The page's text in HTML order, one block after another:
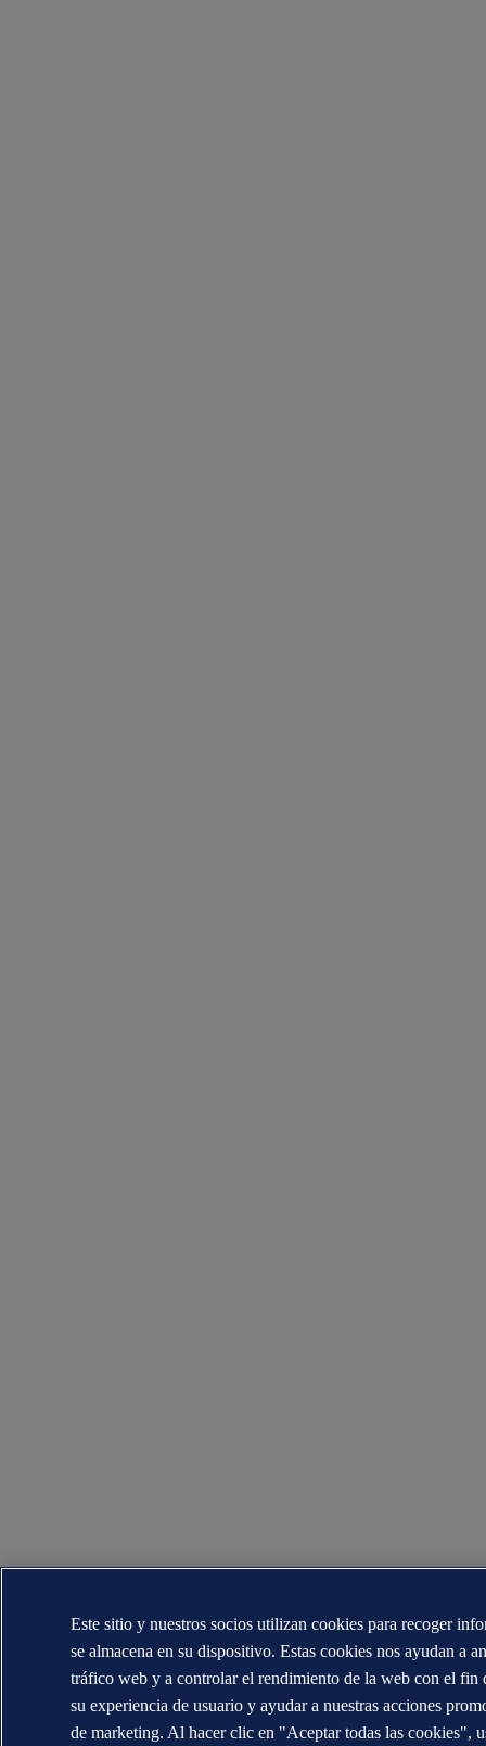
Este sitio y nuestros socios utilizan cookies para recoger
se almacena en su dispositivo. Estas cookies nos ayudan a
tráfico web y a controlar el rendimiento de la web con el fin
su experiencia de usuario y ayudar a nuestras acciones
de marketing. Al hacer clic en "Aceptar todas las cookies",